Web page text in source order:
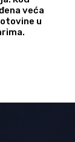
veća
u